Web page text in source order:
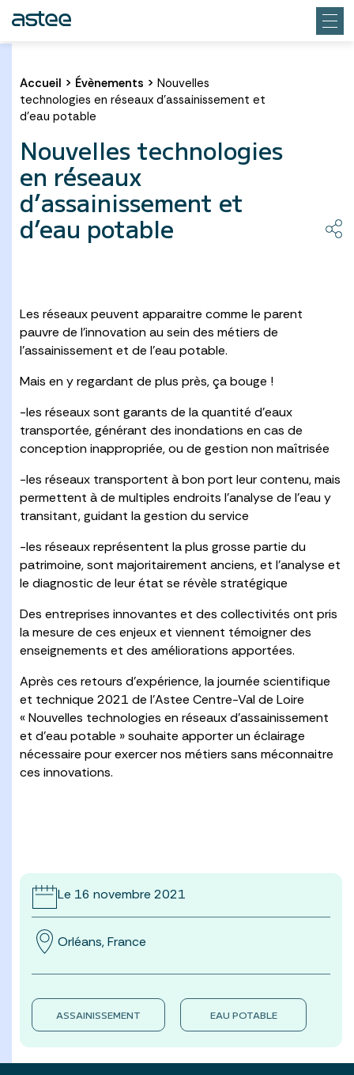
Accueil > Évènements > Nouvelles
technologies en réseaux d’assainissement et
d’eau potable
Nouvelles technologies
en réseaux
d’assainissement et
d’eau potable
Les réseaux peuvent apparaitre comme le parent
pauvre de l’innovation au sein des métiers de
l’assainissement et de l’eau potable.
Mais en y regardant de plus près, ça bouge !
-les réseaux sont garants de la quantité d’eaux
transportée, générant des inondations en cas de
conception inappropriée, ou de gestion non maîtrisée
-les réseaux transportent à bon port leur contenu, mais
permettent à de multiples endroits l’analyse de l’eau y
transitant, guidant la gestion du service
-les réseaux représentent la plus grosse partie du
patrimoine, sont majoritairement anciens, et l’analyse et
le diagnostic de leur état se révèle stratégique
Des entreprises innovantes et des collectivités ont pris
la mesure de ces enjeux et viennent témoigner des
enseignements et des améliorations apportées.
Après ces retours d’expérience, la journée scientifique
et technique 2021 de l’Astee Centre-Val de Loire
« Nouvelles technologies en réseaux d’assainissement
et d’eau potable » souhaite apporter un éclairage
nécessaire pour exercer nos métiers sans méconnaitre
ces innovations.
Le 16 novembre 2021
Orléans, France
ASSAINISSEMENT EAU POTABLE